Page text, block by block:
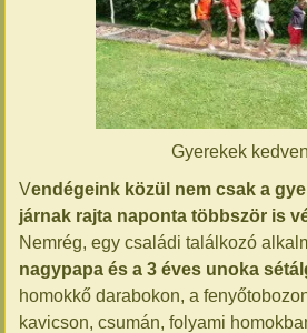
Gyerekek
Vendégeink közül nem csak a
járnak rajta naponta többször is
Nemrég, egy családi találkozó
nagypapa és a 3 éves unoka
homokkő darabokon, a
kavicson, csumán, folyami